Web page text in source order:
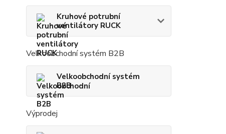
Kruhové potrubní
ventilátory RUCK
Velkoobchodní systém B2B
Velkoobchodní systém
B2B
Výprodej